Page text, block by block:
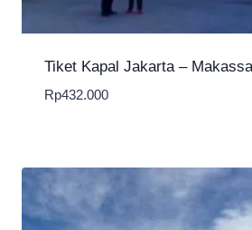
Tiket Kapal Jakarta –
Rp432.000